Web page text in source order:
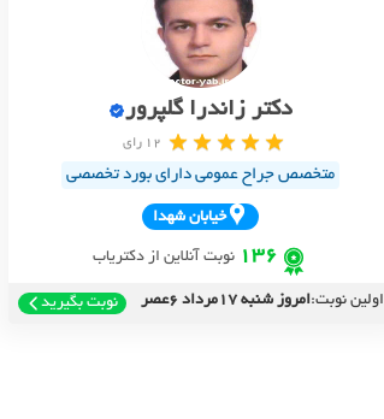
دکتر زاندرا گلپرور
12 رای
متخصص جراح عمومی دارای بورد تخصصی
خيابان شهدا
136 نوبت آنلاین از دکتریاب
اولین نوبت:امروز شنبه 17مرداد 6عصر نوبت بگیرید